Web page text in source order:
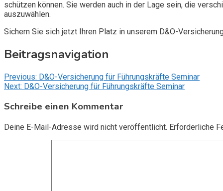
schützen können. Sie werden auch in der Lage sein, die
auszuwählen.
Sichern Sie sich jetzt Ihren Platz in unserem D&O-
Beitragsnavigation
Previous: D&O-Versicherung für Führungskräfte Seminar
Next: D&O-Versicherung für Führungskräfte Seminar
Schreibe einen Kommentar
Deine E-Mail-Adresse wird nicht veröffentlicht. Erforderliche